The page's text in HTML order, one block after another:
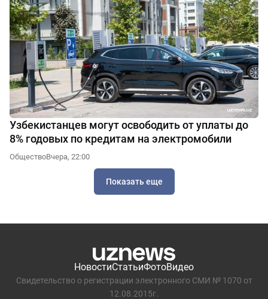
Узбекистанцев могут освободить от уплаты до
8% годовых по кредитам на электромобили
ОбществоВчера, 22:00
Показать еще
НовостиСтатьиФотоВидео
Свидетельство о регистрации электронного СМИ № 1070 от
12.08.2015г.